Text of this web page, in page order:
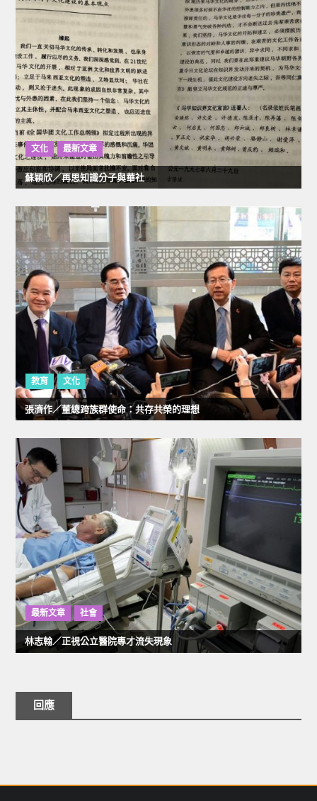
覽
文化 最新文章
蘇穎欣／再思知識分子與華社
教育 文化
張濟作／董總跨族群使命：共存共榮的理想
最新文章 社會
林志翰／正視公立醫院專才流失現象
回應